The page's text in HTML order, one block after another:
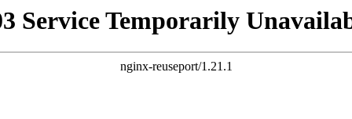
Service Temporarily
nginx-reuseport/1.21.1